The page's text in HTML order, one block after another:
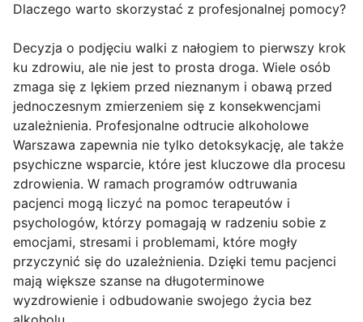
Dlaczego warto skorzystać z profesjonalnej pomocy?
Decyzja o podjęciu walki z nałogiem to pierwszy krok
ku zdrowiu, ale nie jest to prosta droga. Wiele osób
zmaga się z lękiem przed nieznanym i obawą przed
jednoczesnym zmierzeniem się z konsekwencjami
uzależnienia. Profesjonalne odtrucie alkoholowe
Warszawa zapewnia nie tylko detoksykację, ale także
psychiczne wsparcie, które jest kluczowe dla procesu
zdrowienia. W ramach programów odtruwania
pacjenci mogą liczyć na pomoc terapeutów i
psychologów, którzy pomagają w radzeniu sobie z
emocjami, stresami i problemami, które mogły
przyczynić się do uzależnienia. Dzięki temu pacjenci
mają większe szanse na długoterminowe
wyzdrowienie i odbudowanie swojego życia bez